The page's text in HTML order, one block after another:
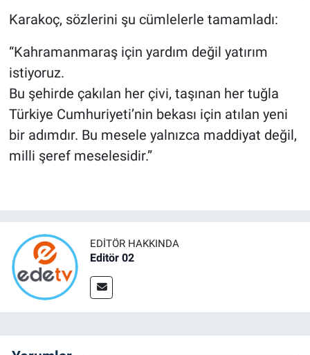
Karakoç, sözlerini şu cümlelerle tamamladı:
“Kahramanmaraş için yardım değil yatırım
istiyoruz.
Bu şehirde çakılan her çivi, taşınan her tuğla
Türkiye Cumhuriyeti’nin bekası için atılan yeni
bir adımdır. Bu mesele yalnızca maddiyat değil,
milli şeref meselesidir.”
EDITÖR HAKKINDA
Editör 02